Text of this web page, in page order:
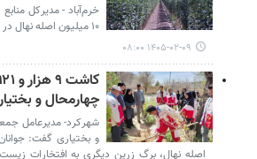
خرم‌آباد - مدیرکل
۱۰ میلیون اصله نهال در این استان طی امسال خبر داد.
۱۴۰۵-۰۲-۰۹ ۰۸:۰۰
چهارمحال و
شهرکرد- مدیرعامل
اصله نهال، برگ زرین دیگری به افتخارات